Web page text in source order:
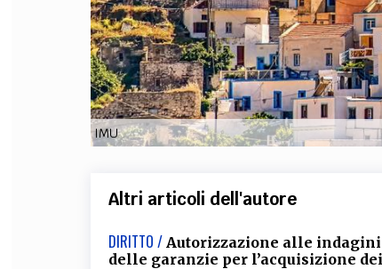
IMU
Altri articoli dell'autore
DIRITTO / Autorizzazione alle
delle garanzie per l’acquisizione